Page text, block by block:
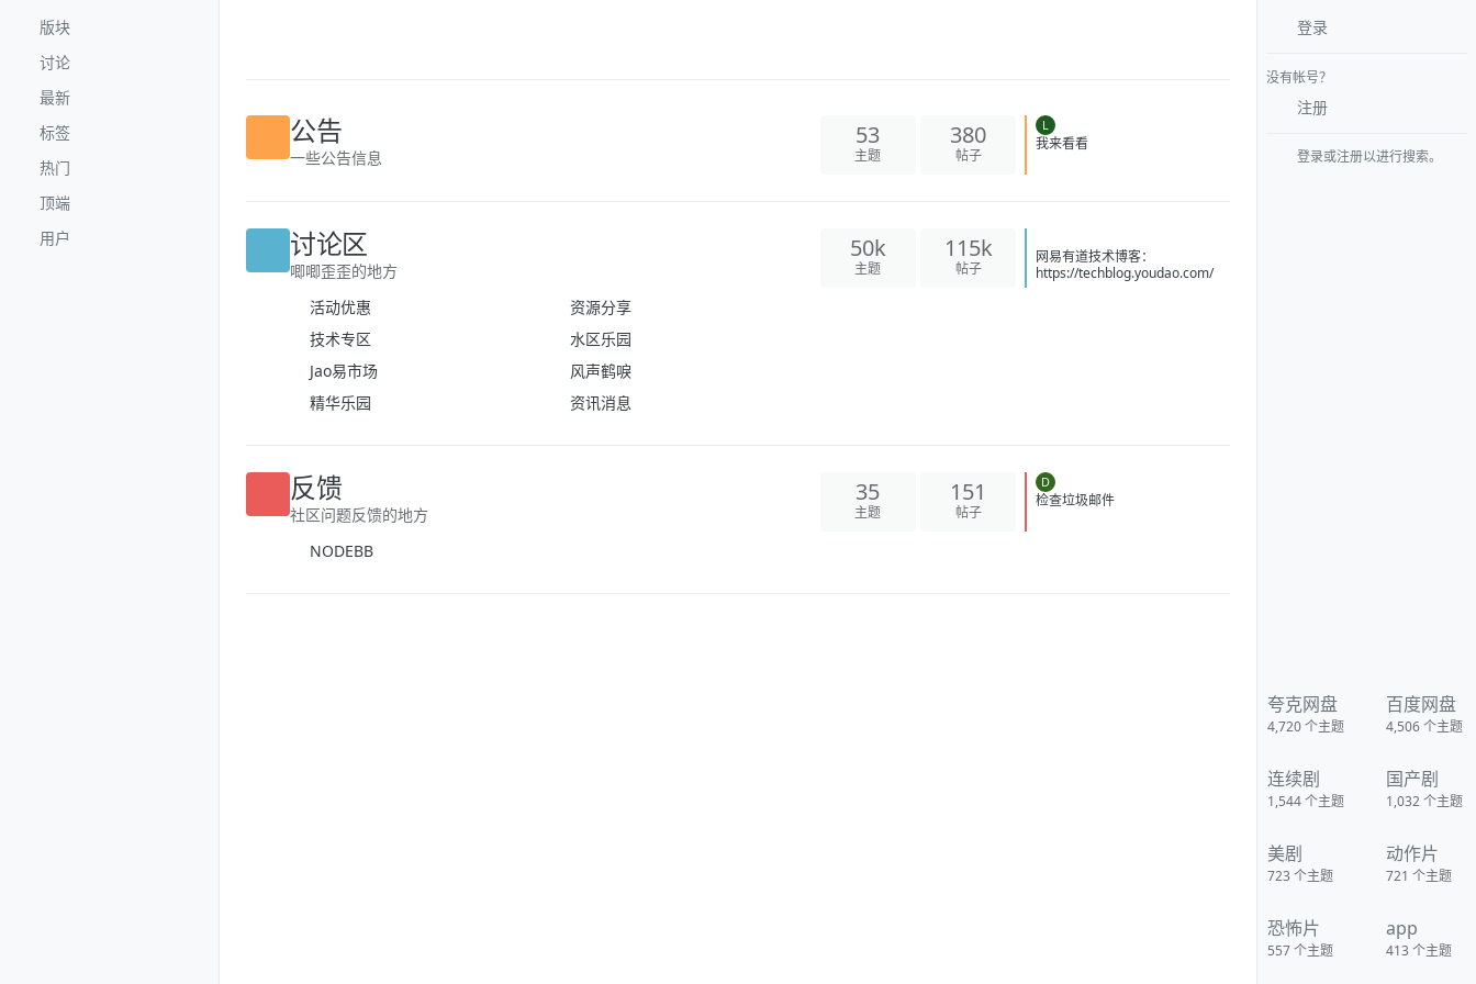
版块
讨论
最新
标签
热门
顶端
用户
公告 53 380 L
讨论区
唧唧歪歪的地方
活动优惠
资源分享
技术专区
水区乐园
Jao易市场
风声鹤唳
50k 115k
网易有道技术博客：
反馈
社区问题反馈的地方
35 151 D
登录
没有帐号？
注册
登录或注册以进行搜索。
夸克网盘
4,720个主题
百度网盘
4,506个主题
连续剧
1,544个主题
国产剧
1,032个主题
美剧
723个主题
动作片
721 个主题
恐怖片
557个主题
app
413个主题